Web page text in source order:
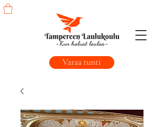
Varaa tunti